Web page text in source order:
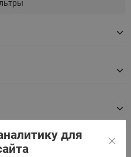
для